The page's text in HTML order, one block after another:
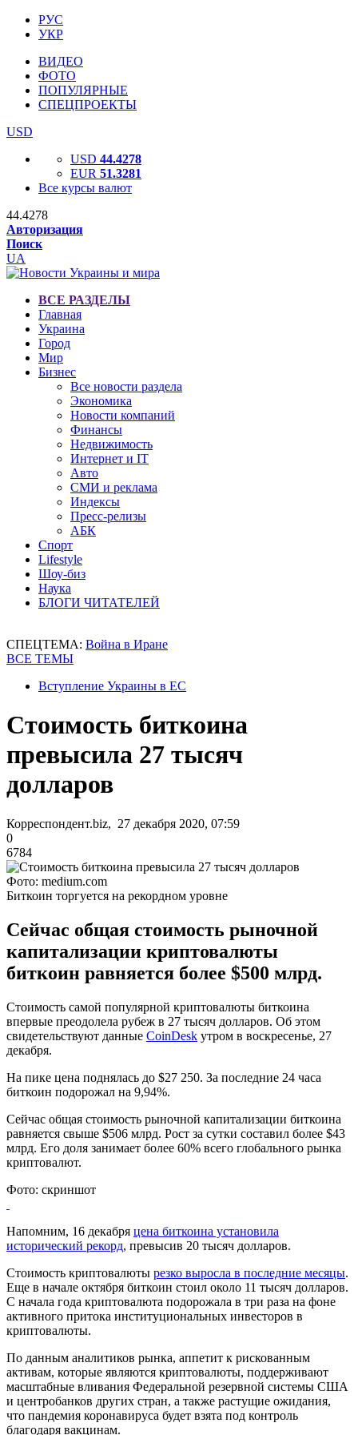
РУС
УКР
ВИДЕО
ФОТО
ПОПУЛЯРНЫЕ
СПЕЦПРОЕКТЫ
USD
USD 44.4278
EUR 51.3281
Все курсы валют
44.4278
Авторизация
Поиск
UA
ВСЕ РАЗДЕЛЫ
Главная
Украина
Город
Мир
Бизнес
Все новости раздела
Экономика
Новости компаний
Финансы
Недвижимость
Интернет и IT
Авто
СМИ и реклама
Индексы
Пресс-релизы
АБК
Спорт
Lifestyle
Шоу-биз
Наука
БЛОГИ ЧИТАТЕЛЕЙ
СПЕЦТЕМА: Война в Иране
ВСЕ ТЕМЫ
Вступление Украины в ЕС
Стоимость биткоина
превысила 27 тысяч
долларов
Корреспондент.biz, 27 декабря 2020, 07:59
0
6784
Фото: medium.com
Биткоин торгуется на рекордном уровне
Сейчас общая стоимость рыночной
капитализации криптовалюты
биткоин равняется более $500 млрд.
Стоимость самой популярной криптовалюты биткоина
впервые преодолела рубеж в 27 тысяч долларов. Об этом
свидетельствуют данные CoinDesk утром в воскресенье, 27
декабря.
На пике цена поднялась до $27 250. За последние 24 часа
биткоин подорожал на 9,94%.
Сейчас общая стоимость рыночной капитализации биткоина
равняется свыше $506 млрд. Рост за сутки составил более $43
млрд. Его доля занимает более 60% всего глобального рынка
криптовалют.
Фото: скриншот
Напомним, 16 декабря цена биткоина установила
исторический рекорд, превысив 20 тысяч долларов.
Стоимость криптовалюты резко выросла в последние месяцы.
Еще в начале октября биткоин стоил около 11 тысяч долларов.
С начала года криптовалюта подорожала в три раза на фоне
активного притока институциональных инвесторов в
криптовалюты.
По данным аналитиков рынка, аппетит к рискованным
активам, которые являются криптовалюты, поддерживают
масштабные вливания Федеральной резервной системы США
и центробанков других стран, а также растущие ожидания,
что пандемия коронавируса будет взята под контроль
благодаря вакцинам.